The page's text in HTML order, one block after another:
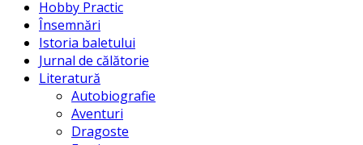
Hobby Practic
Însemnări
Istoria baletului
Jurnal de călătorie
Literatură
Autobiografie
Aventuri
Dragoste